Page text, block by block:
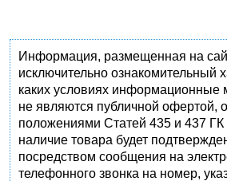
Информация, размещенная на
исключительно ознакомительный
каких условиях информационные
не являются публичной офертой,
положениями Статей 435 и 437
наличие товара будет
посредством сообщения на
телефонного звонка на номер,